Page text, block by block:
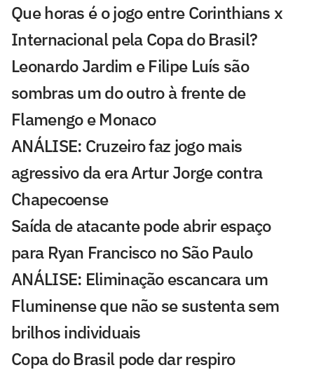
Que horas é o jogo entre Corinthians x
Internacional pela Copa do Brasil?
Leonardo Jardim e Filipe Luís são
sombras um do outro à frente de
Flamengo e Monaco
ANÁLISE: Cruzeiro faz jogo mais
agressivo da era Artur Jorge contra
Chapecoense
Saída de atacante pode abrir espaço
para Ryan Francisco no São Paulo
ANÁLISE: Eliminação escancara um
Fluminense que não se sustenta sem
brilhos individuais
Copa do Brasil pode dar respiro